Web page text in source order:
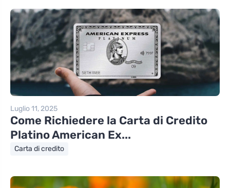
Luglio 11, 2025
Come Richiedere la Carta di Credito
Platino American Ex...
Carta di credito